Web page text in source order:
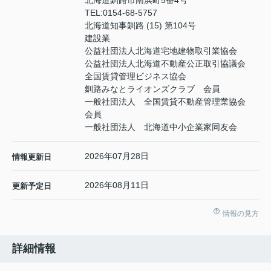
TEL:0154-68-5757
北海道知事釧路 (15) 第104号
建設業
公益社団法人北海道宅地建物取引業協会
公益社団法人北海道不動産公正取引協議会
全国賃貸管理ビジネス協会
釧路みなとライオンズクラブ 会員
一般社団法人 全国賃貸不動産管理業協会
会員
一般社団法人 北海道中小企業家同友会
情報更新日 2026年07月28日
更新予定日 2026年08月11日
情報の見方
詳細情報